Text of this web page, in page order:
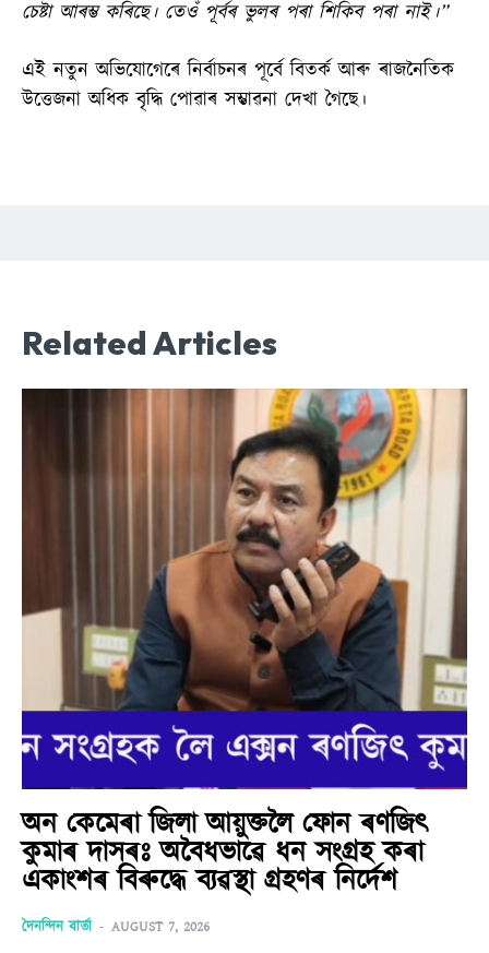
চেষ্টা আৰম্ভ কৰিছে। তেওঁ পূৰ্বৰ ভুলৰ পৰা শিকিব পৰা নাই।”
এই নতুন অভিযোগেৰে নিৰ্বাচনৰ পূৰ্বে বিতৰ্ক আৰু ৰাজনৈতিক
উত্তেজনা অধিক বৃদ্ধি পোৱাৰ সম্ভাৱনা দেখা গৈছে।
Related Articles
অন কেমেৰা জিলা আয়ুক্তলৈ ফোন ৰণজিৎ
কুমাৰ দাসৰঃ অবৈধভাৱে ধন সংগ্ৰহ কৰা
একাংশৰ বিৰুদ্ধে ব্যৱস্থা গ্ৰহণৰ নিৰ্দেশ
দৈনন্দিন বাৰ্তা - AUGUST 7, 2026